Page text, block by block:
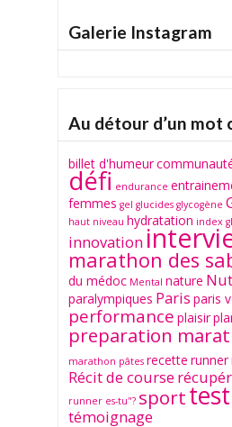
Galerie Instagram
TAP
Au détour d’un mot
billet d'humeur
défi endurance
femmes gel glucides glycogène
haut niveau hydratation index
innovation
marathon des
du médoc Mental nature
paralympiques Paris paris
performance plaisir
preparation
marathon pâtes recette runner
Récit de course
runner es-tu"? sporttest
témoignage